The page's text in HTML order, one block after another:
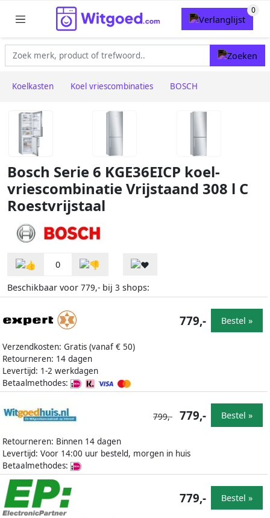
Koelkasten Koel vriescombinaties BOSCH
Bosch Serie 6 KGE36EICP koel-
vriescombinatie Vrijstaand 308 l C
Roestvrijstaal
0
Beschikbaar voor 779,- bij 3 shops:
Verzendkosten: Gratis (vanaf € 50)
Retourneren: 14 dagen
Levertijd: 1-2 werkdagen
Betaalmethodes:
779,- Bestel »
Retourneren: Binnen 14 dagen
Levertijd: Voor 14:00 uur besteld, morgen in huis
Betaalmethodes:
799,- 779,- Bestel »
779,- Bestel »